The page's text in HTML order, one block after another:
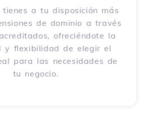
tienes a tu disposición más
de dominio a través
ofreciéndote la
y flexibilidad de elegir el
para las necesidades de
tu negocio.